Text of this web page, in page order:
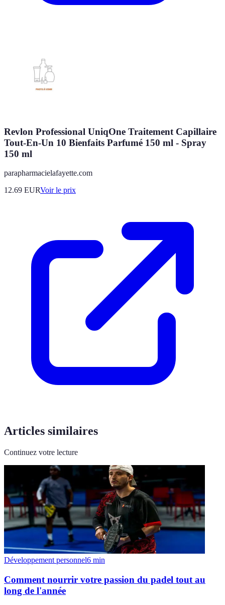
Revlon Professional UniqOne Traitement Capillaire
Tout-En-Un 10 Bienfaits Parfumé 150 ml - Spray
150 ml
parapharmacielafayette.com
12.69 EURVoir le prix
Articles similaires
Continuez votre lecture
Développement personnel6 min
Comment nourrir votre passion du padel tout au
long de l'année